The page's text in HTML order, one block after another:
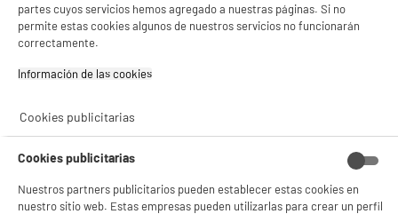
5 TIENDAS A TU SERVICIO
Valencia - Alicante
partes cuyos servicios hemos agregado a nuestras páginas. Si no
permite estas cookies algunos de nuestros servicios no funcionarán
correctamente.
Información de las cookies‎
Cookies publicitarias
Cookies publicitarias
Nuestros partners publicitarios pueden establecer estas cookies en
nuestro sitio web. Estas empresas pueden utilizarlas para crear un perfil